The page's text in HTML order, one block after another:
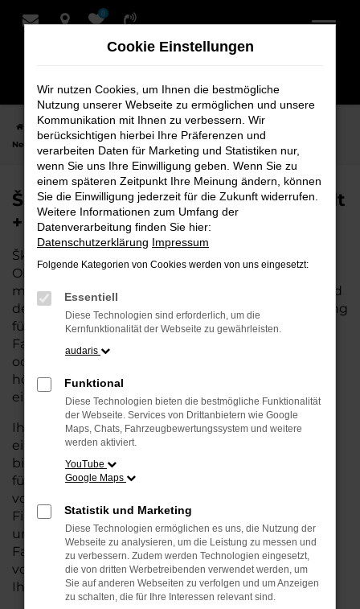
Zum
0
Startseite Oldenburg Škoda Škoda Scala
Škoda Scala
Neuwagen bei Schmidt + Koch für Oldenburg
Škoda Scala Neuwagen bei Schmidt
+ Koch für Oldenburg
Škoda Scala ist die perfekte Wahl für alle, die für
Oldenburg einen Neuwagen suchen. Mit seiner
modernen Technik, seinem effizienten Antrieb und
dem stilvollen Design ist der Scala die ideale Lösung
für jeden, der ein zuverlässiges und komfortables
Fahrzeug möchte. Egal, ob für den Stadtverkehr
oder längere Fahrten – der Scala bietet Ihnen
höchsten Fahrkomfort, innovative Features und
eine herausragende Wirtschaftlichkeit.
Ihr Škoda Autohaus in Oldenburg steht Ihnen mit
einer breiten Auswahl an Neuwagen zur Seite und
bietet Ihnen umfassende Beratung, damit Sie das
für Sie passende Fahrzeug finden. Profitieren Sie
von zusätzlichen Services wie attraktiven
Finanzierungsmöglichkeiten, Leasingangeboten
und der Inzahlungnahme Ihres aktuellen
Fahrzeugs. Besuchen Sie uns und lassen Sie sich
von unseren Experten beraten – wir freuen uns,
Ihnen den perfekten Neuwagen zu präsentieren!
Cookie Einstellungen
Wir nutzen Cookies, um Ihnen die bestmögliche
Nutzung unserer Webseite zu ermöglichen und unsere
Kommunikation mit Ihnen zu verbessern. Wir
berücksichtigen hierbei Ihre Präferenzen und
verarbeiten Daten für Marketing und Statistiken nur,
wenn Sie uns Ihre Einwilligung geben. Wenn Sie zu
einem späteren Zeitpunkt Ihre Meinung ändern, können
Sie die Einwilligung jederzeit für die Zukunft widerrufen.
Weitere Informationen zum Umfang der
Datenverarbeitung finden Sie hier:
Datenschutzerklärung Impressum
Folgende Kategorien von Cookies werden von uns eingesetzt:
Essentiell
Diese Technologien sind erforderlich, um die
Kernfunktionalität der Webseite zu gewährleisten.
audaris
Funktional
Diese Technologien bieten die bestmögliche Funktionalität
der Webseite. Services von Drittanbietern wie Google
Maps, Chats, Fahrzeugbewertungssystem und weitere
werden aktiviert.
YouTube
Google Maps
Statistik und Marketing
Diese Technologien ermöglichen es uns, die Nutzung der
Webseite zu analysieren, um die Leistung zu messen und
zu verbessern. Zudem werden Technologien eingesetzt,
die von dritten Werbetreibenden verwendet werden, um
Sie auf anderen Webseiten zu verfolgen und um Anzeigen
zu schalten, die für Ihre Interessen relevant sind.